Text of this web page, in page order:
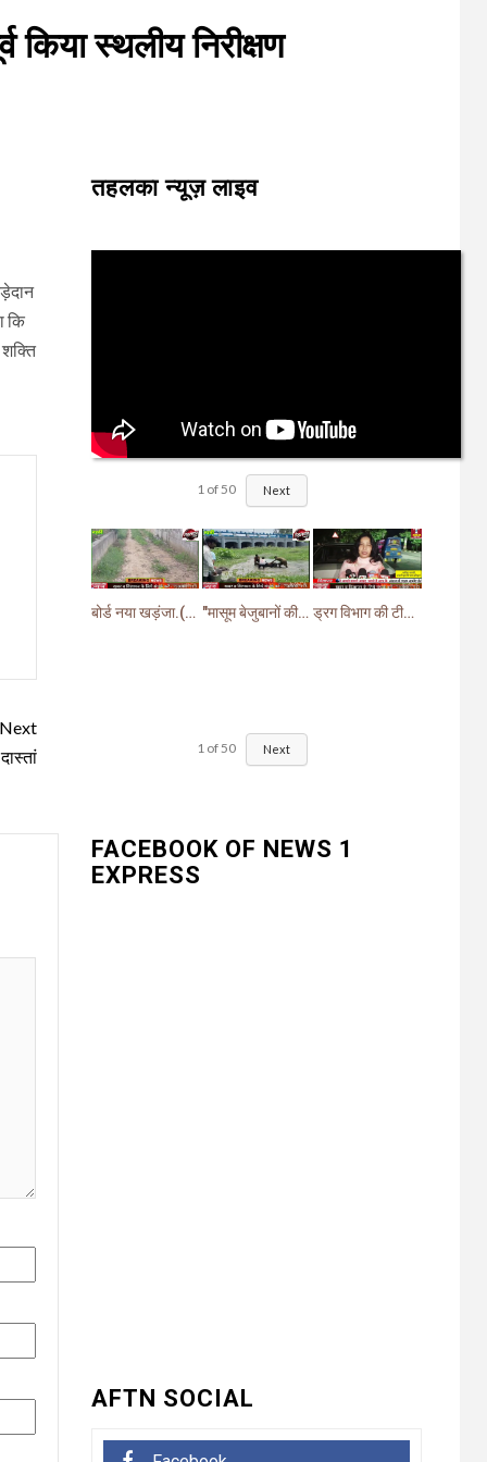
किया स्थलीय निरीक्षण
कि
Next
तहलका न्यूज़ लाइव
1 of 50 Next
बोर्ड नया खड़ंजा.(गायब)झबरेड़ा विधायक वीरेंद्र जत्ती के प्रस्ताव पर pwd ने बनाया खड़ंजा "मासूम बेजुबानों की दर्दनाक मौत: चंद घास के निवालों ने उजाड़ दी गरीब परिवारों की दुनिया" ड्रग विभाग की टीम ने खांसी व सर्दी जुकाम में दी जाने वाली (सिरप) की खरीदारी व बिक्री पर लगाई रोक.
1 of50 Next
FACEBOOK OF NEWS 1
EXPRESS
AFTN SOCIALविकास.. किरण चौधरी
UNCATEGORIZED